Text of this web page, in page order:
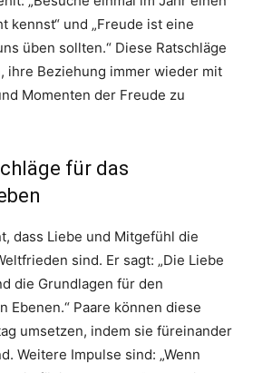
kennst“ und „Freude ist eine
üben sollten.“ Diese Ratschläge
ihre Beziehung immer wieder mit
Momenten der Freude zu
für das
dass Liebe und Mitgefühl die
sind. Er sagt: „Die Liebe
die Grundlagen für den
Ebenen.“ Paare können diese
umsetzen, indem sie füreinander
Weitere Impulse sind: „Wenn